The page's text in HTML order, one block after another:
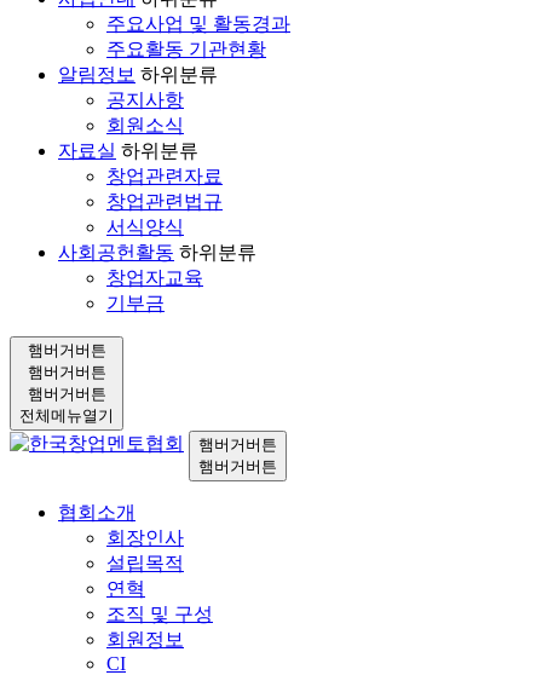
주요사업 및 활동경과
주요활동 기관현황
알림정보 하위분류
공지사항
회원소식
자료실 하위분류
창업관련자료
창업관련법규
서식양식
사회공헌활동 하위분류
창업자교육
기부금
햄버거버튼
햄버거버튼
햄버거버튼
전체메뉴열기
햄버거버튼
햄버거버튼
협회소개
회장인사
설립목적
연혁
조직 및 구성
회원정보
CI